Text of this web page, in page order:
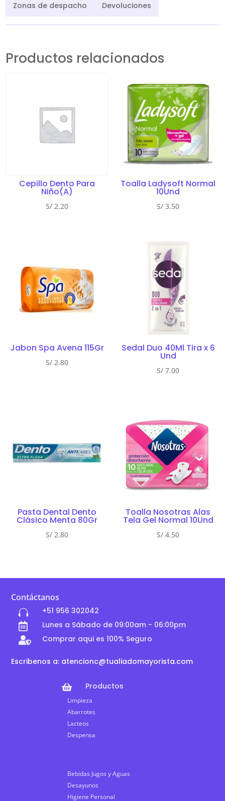
Sobres
Zonas de despacho Devoluciones
Productos relacionados
Cepillo Dento Para
Niño(A)
S/2.20
Toalla Ladysoft Normal
10Und
S/ 3.50
Jabon Spa Avena 115Gr
S/2.80
Sedal Duo 40Ml Tira x 6
Und
S/ 7.00
Pasta Dental Dento
Clásico Menta 80Gr
S/2.80
Toalla Nosotras Alas
Tela Gel Normal 10Und
S/ 4.50
Contáctanos
 +51 956 302042
 Lunes a Sábado de 09:00am - 06:00pm
 Comprar aqui es 100% Seguro
Escribenos a: atencionc@tualiadomayorista.com
 Productos
Limpieza
Abarrotes
Lacteos
Despensa
Bebidas Jugos y Aguas
Desayunos
Higiene Personal